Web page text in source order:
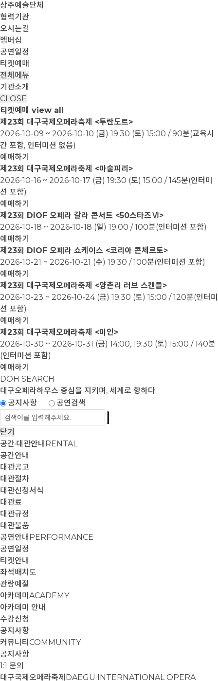
상주예술단체
협력기관
오시는길
멤버십
공연일정
티켓예매
전체메뉴
기관소개
CLOSE
티켓예매 view all
제23회 대구국제오페라축제 <투란도트>
2026-10-09 ~ 2026-10-10 (금) 19:30 (토) 15:00 / 90분(교육시
간 포함, 인터미션 없음)
예매하기
제23회 대구국제오페라축제 <마술피리>
2026-10-16 ~ 2026-10-17 (금) 19:30 (토) 15:00 / 145분(인터미
션 포함)
예매하기
제23회 DIOF 오페라 갈라 콘서트 <50스타즈Ⅵ>
2026-10-18 ~ 2026-10-18 (일) 19:00 / 100분(인터미션 포함)
예매하기
제23회 DIOF 오페라 쇼케이스 <코리아 콘체르토>
2026-10-21 ~ 2026-10-21 (수) 19:30 / 100분(인터미션 포함)
예매하기
제23회 대구국제오페라축제 <양촌리 러브 스캔들>
2026-10-23 ~ 2026-10-24 (금) 19:30 (토) 15:00 / 120분(인터미
션 포함)
예매하기
제23회 대구국제오페라축제 <미인>
2026-10-30 ~ 2026-10-31 (금) 14:00, 19:30 (토) 15:00 / 140분
(인터미션 포함)
예매하기
DOH SEARCH
대구오페라하우스 중심을 지키며, 세계로 향하다.
공지사항
공연검색
닫기
공간·대관안내 RENTAL
공간안내
대관공고
대관절차
대관신청서식
대관료
대관규정
대관물품
공연안내 PERFORMANCE
공연일정
티켓안내
좌석배치도
관람예절
아카데미 ACADEMY
아카데미 안내
수강신청
공지사항
커뮤니티 COMMUNITY
공지사항
1:1 문의
대구국제오페라축제 DAEGU INTERNATIONAL OPERA